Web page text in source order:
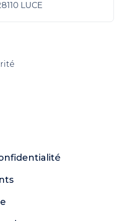
LUCE